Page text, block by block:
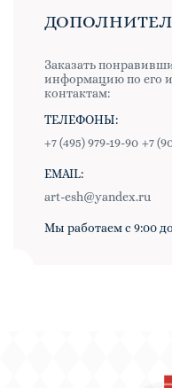
Заказать
информацию по его
контактам:
ТЕЛЕФОНЫ:
+7 (495) 979-19-90 +7
EMAIL:
art-esh@yandex.ru
Мы работаем с 9:00